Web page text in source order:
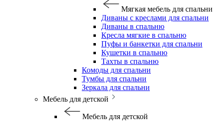
Мягкая мебель для спальни
Диваны с креслами для спальни
Диваны в спальню
Кресла мягкие в спальню
Пуфы и банкетки для спальни
Кушетки в спальню
Тахты в спальню
Комоды для спальни
Тумбы для спальни
Зеркала для спальни
Мебель для детской
Мебель для детской